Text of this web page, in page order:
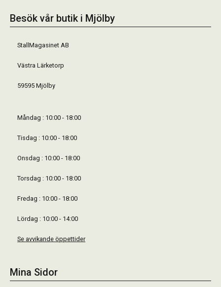
Besök vår butik i Mjölby
StallMagasinet AB
Västra Lärketorp
59595 Mjölby
Måndag : 10:00 - 18:00
Tisdag : 10:00 - 18:00
Onsdag : 10:00 - 18:00
Torsdag : 10:00 - 18:00
Fredag : 10:00 - 18:00
Lördag : 10:00 - 14:00
Se avvikande öppettider
Mina Sidor